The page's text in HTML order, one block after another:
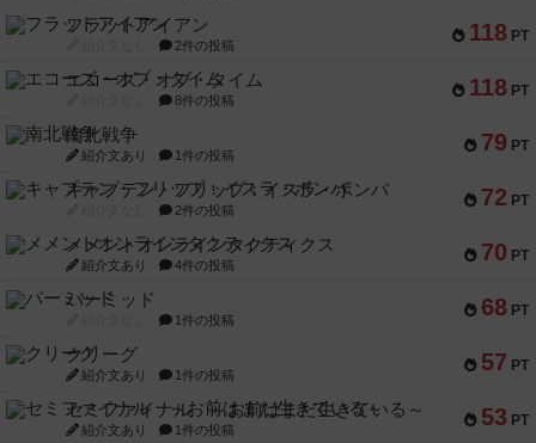
118 PT
フラットアイアン
2件の投稿
118 PT
エコーズ・オブ・タイム
8件の投稿
79 PT
南北戦争
紹介文あり 1件の投稿
72 PT
キャプテン・フリップ：イスラ・ボンバ
2件の投稿
70 PT
メメントオンラインタクティクス
紹介文あり 4件の投稿
68 PT
パーミッド
1件の投稿
57 PT
クリーグ
紹介文あり 1件の投稿
53 PT
セミファイナル ～お前はまだ生きている～
紹介文あり 1件の投稿